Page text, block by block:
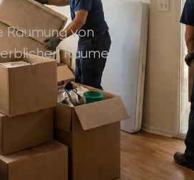
von
Räumen.